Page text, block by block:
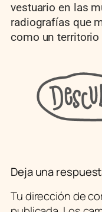
vestuario en las
radiografías que
como un territorio
Deja una
Tu dirección de